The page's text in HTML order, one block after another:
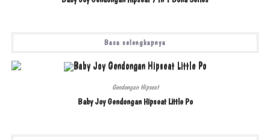
Baca selengkapnya
Gendongan Hipseat
Baby Joy Gendongan Hipseat Little Po